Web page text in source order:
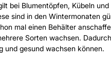
bei Blumentöpfen, Kübeln
sind in den Wintermonaten
mal einen Behälter
Sorten wachsen.
und gesund wachsen können.